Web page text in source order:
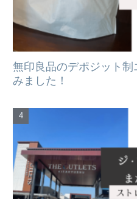
無印良品のデポジット
みました！